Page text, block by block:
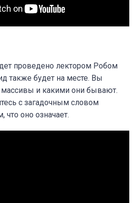
проведено лектором Робом
также будет на месте. Вы
массивы и какими они бывают.
с загадочным словом
что оно означает.